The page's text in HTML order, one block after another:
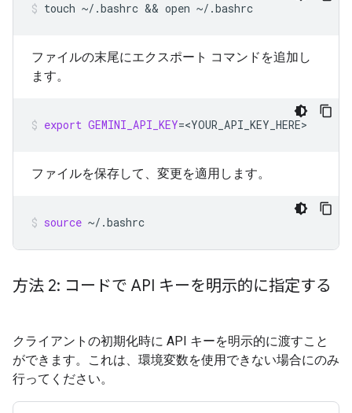
touch ~/.bashrc && open ~/.bashrc
ファイルの末尾にエクスポート コマンドを追加し
ます。
export GEMINI_API_KEY=<YOUR_API_KEY_HERE>
ファイルを保存して、変更を適用します。
source ~/.bashrc
方法 2: コードで API キーを明示的に指定する
クライアントの初期化時に API キーを明示的に渡すこと
ができます。これは、環境変数を使用できない場合にのみ
行ってください。